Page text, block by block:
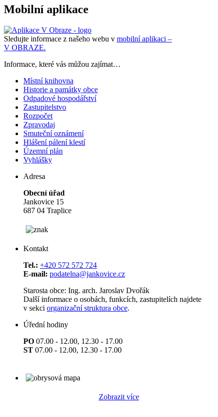
Mobilní aplikace
Sledujte informace z našeho webu v mobilní aplikaci –
V OBRAZE.
Informace, které vás můžou zajímat…
Místní knihovna
Historie a památky obce
Odpadové hospodářství
Zastupitelstvo
Rozpočet
Zpravodaj
Smuteční oznámení
Hlášení pálení klestí
Územní plán
Vyhlášky
Adresa
Obecní úřad
Jankovice 15
687 04 Traplice
Kontakt
Tel.: +420 572 572 724
E-mail: podatelna@jankovice.cz
Starosta obce: Ing. arch. Jaroslav Dvořák
Další informace o osobách, funkcích, zastupitelích najdete
v sekci organizační struktura obce.
Úřední hodiny
PO 07.00 - 12.00, 12.30 - 17.00
ST 07.00 - 12.00, 12.30 - 17.00
Zobrazit více